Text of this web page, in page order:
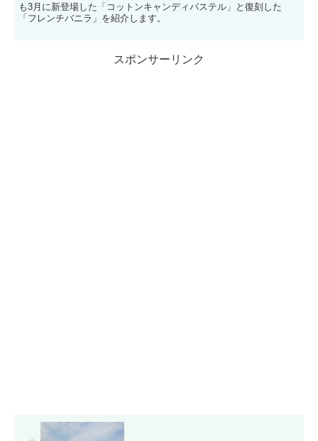
も3月に新登場した「コットンキャンディパステル」と復刻した
「フレンチバニラ」を紹介します。
スポンサーリンク